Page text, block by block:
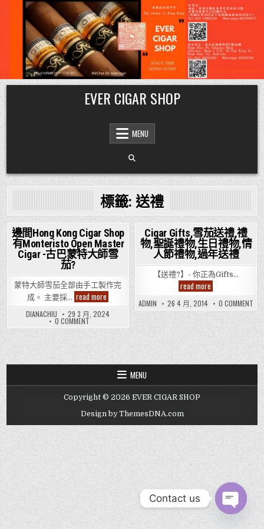
Skip
to
content
EVER CIGAR SHOP
MENU
標籤: 送禮
Posted
in
邊間Hong Kong Cigar Shop
有Monteristo Open Master
Cigar -古巴蒙特大師雪
茄?
蒙特大師雪茄全部由手工製作完
成。 主要採… read more
間
Hong
Kong
Cigar
Shop
有
Monteristo
Open
Master
Cigar
古
巴
蒙
特
大
師
雪
茄?
DIANACHIU 29 3 月, 2024
0 COMMENTON
邊
間
HONG
KONG
CIGAR
SHOP
MONTERISTO
OPEN
CIGAR
古
巴
蒙
特
大
師
雪
茄?
Posted
in
Cigar Gifts,雪茄送禮,禮
物,聖誕禮物,生日禮物,情
人節禮物,過年送禮
【送禮?】- 你正為Gifts…
read more
Gifts,
雪
茄
送
禮,
禮
物,
聖
誕
禮
日
節
禮
物,
過
年
送
禮
ADMIN 26 4 月, 2014 0 COMMENTON
雪
茄
送
禮,
禮
物,
聖
誕
禮
物,
生
日
禮
物,
情
人
節
禮
物,
過
年
送
禮
MENU
Copyright © 2026 EVER CIGAR SHOP
Design by ThemesDNA.com
Contact us
OPEN